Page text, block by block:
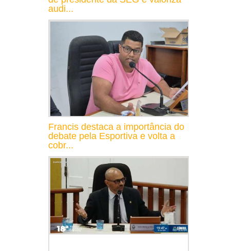
audi...
Francis destaca a importância do
debate pela Esportiva e volta a
cobr...